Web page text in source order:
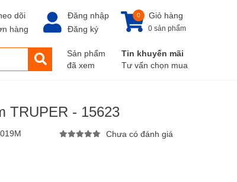
dõi
hàng
Đăng nhập
Đăng ký
Giỏ hàng
0
0 sản phẩm
Sản phẩm
đã xem
Tin khuyến mãi
Tư vấn chọn mua
TRUPER - 15623
Chưa có đánh giá